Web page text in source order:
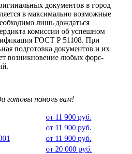
документов в город
в максимально возможные
лишь дождаться
комиссии об успешном
ГОСТ Р 51108. При
подготовка документов и их
возникновение любых форс-
готовы помочь вам!
от 11 900 руб.
от 11 900 руб.
от 11 900 руб.
от 20 000 руб.